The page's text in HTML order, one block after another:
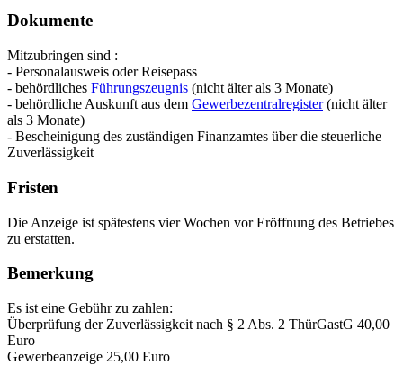
Dokumente
Mitzubringen sind :
- Personalausweis oder Reisepass
- behördliches Führungszeugnis (nicht älter als 3 Monate)
- behördliche Auskunft aus dem Gewerbezentralregister(nicht älter
als 3 Monate)
- Bescheinigung des zuständigen Finanzamtes über die steuerliche
Zuverlässigkeit
Fristen
Die Anzeige ist spätestens vier Wochen vor Eröffnung des Betriebes
zu erstatten.
Bemerkung
Es ist eine Gebühr zu zahlen:
Überprüfung der Zuverlässigkeit nach § 2 Abs. 2 ThürGastG 40,00
Euro
Gewerbeanzeige 25,00 Euro